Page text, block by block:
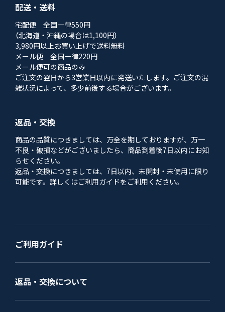
配送・送料
宅配便 全国一律550円
（北海道・沖縄の場合は1,100円）
3,980円以上お買い上げで送料無料
メール便 全国一律220円
メール便可の商品のみ
ご注文の翌日から3営業日以内に発送いたします。ご注文の混
雑状況によって、多少前後する場合がございます。
返品・交換
商品の品質につきましては、万全を期しておりますが、万一
不良・破損などがございましたら、商品到着後7日以内にお知
らせください。
返品・交換につきましては、7日以内、未開封・未使用に限り
可能です。詳しくはご利用ガイドをご利用ください。
ご利用ガイド
返品・交換について